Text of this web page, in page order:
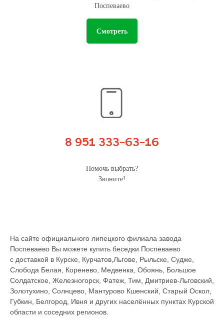
Поспеваево
Смотреть
8 951 333-63-16
Помочь выбрать?
Звоните!
На сайте официального липецкого филиала завода
Поспеваево Вы можете купить беседки Поспеваево
с доставкой в Курске, Курчатов,Льгове, Рыльске, Судже,
Слобода Белая, Коренево, Медвенка, Обоянь, Большое
Солдатское, Железногорск, Фатеж, Тим, Дмитриев-Льговский,
Золотухино, Солнцево, Мантурово Кшенский, Старый Оскол,
Губкин, Белгород, Ивня и других населённых пунктах Курской
области и соседних регионов.